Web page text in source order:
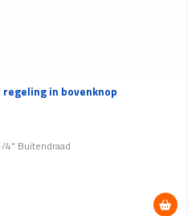
in bovenknop
4" Buitendraad